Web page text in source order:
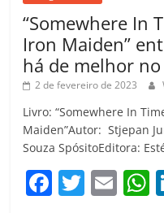
“Somewhere In
Iron Maiden”
há de melhor
2 de fevereiro de 2023
Livro: “Somewhere In
Maiden”Autor: Stjepan
Souza SpósitoEditora:
F T E